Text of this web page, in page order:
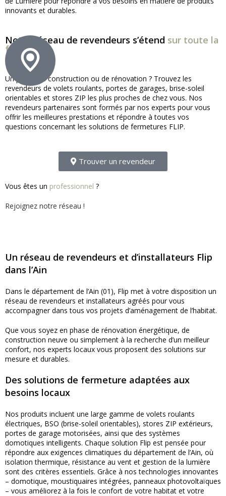
innovants et durables.
Notre réseau de revendeurs s’étend sur toute la
france !
Un projet de construction ou de rénovation ? Trouvez les
revendeurs de volets roulants, portes de garages, brise-soleil
orientables et stores ZIP les plus proches de chez vous. Nos
revendeurs partenaires sont formés par nos experts pour vous
offrir les meilleures prestations et répondre à toutes vos
questions concernant les solutions de fermetures FLIP.
Trouver un revendeur
Vous êtes un professionnel ?
Rejoignez notre réseau !
Un réseau de revendeurs et d’installateurs Flip
dans l’Ain
Dans le département de l’Ain (01), Flip met à votre disposition un
réseau de revendeurs et installateurs agréés pour vous
accompagner dans tous vos projets d’aménagement de l’habitat.
Que vous soyez en phase de rénovation énergétique, de
construction neuve ou simplement à la recherche d’un meilleur
confort, nos experts locaux vous proposent des solutions sur
mesure et durables.
Des solutions de fermeture adaptées aux
besoins locaux
Nos produits incluent une large gamme de volets roulants
électriques, BSO (brise-soleil orientables), stores ZIP extérieurs,
portes de garage motorisées, ainsi que des systèmes
domotiques intelligents. Chaque solution Flip est pensée pour
répondre aux exigences climatiques du département de l’Ain, où
isolation thermique, résistance au vent et gestion de la lumière
sont des critères essentiels. Grâce à nos technologies innovantes
– domotique, moustiquaires intégrées, panneaux photovoltaïques
– vous améliorez à la fois le confort de votre habitat et votre